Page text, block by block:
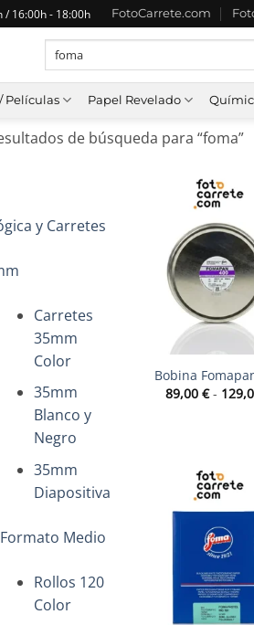
/ 16:00h - 18:00h FotoCarrete.com
Buscar
Películas Papel Revelado
de búsqueda para “foma”
y Carretes
Carretes
35mm
Color
35mm
Blanco y
Negro
35mm
Diapositiva
Medio
Rollos 120
Color
Bobina
89,00 € -